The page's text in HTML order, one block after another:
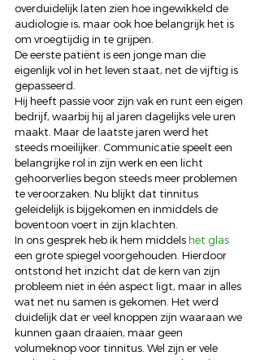
overduidelijk laten zien hoe ingewikkeld de
audiologie is, maar ook hoe belangrijk het is
om vroegtijdig in te grijpen.
De eerste patiënt is een jonge man die
eigenlijk vol in het leven staat, net de vijftig is
gepasseerd.
Hij heeft passie voor zijn vak en runt een eigen
bedrijf, waarbij hij al jaren dagelijks vele uren
maakt. Maar de laatste jaren werd het
steeds moeilijker. Communicatie speelt een
belangrijke rol in zijn werk en een licht
gehoorverlies begon steeds meer problemen
te veroorzaken. Nu blijkt dat tinnitus
geleidelijk is bijgekomen en inmiddels de
boventoon voert in zijn klachten.
In ons gesprek heb ik hem middels het glas
een grote spiegel voorgehouden. Hierdoor
ontstond het inzicht dat de kern van zijn
probleem niet in één aspect ligt, maar in alles
wat net nu samen is gekomen. Het werd
duidelijk dat er veel knoppen zijn waaraan we
kunnen gaan draaien, maar geen
volumeknop voor tinnitus. Wel zijn er vele